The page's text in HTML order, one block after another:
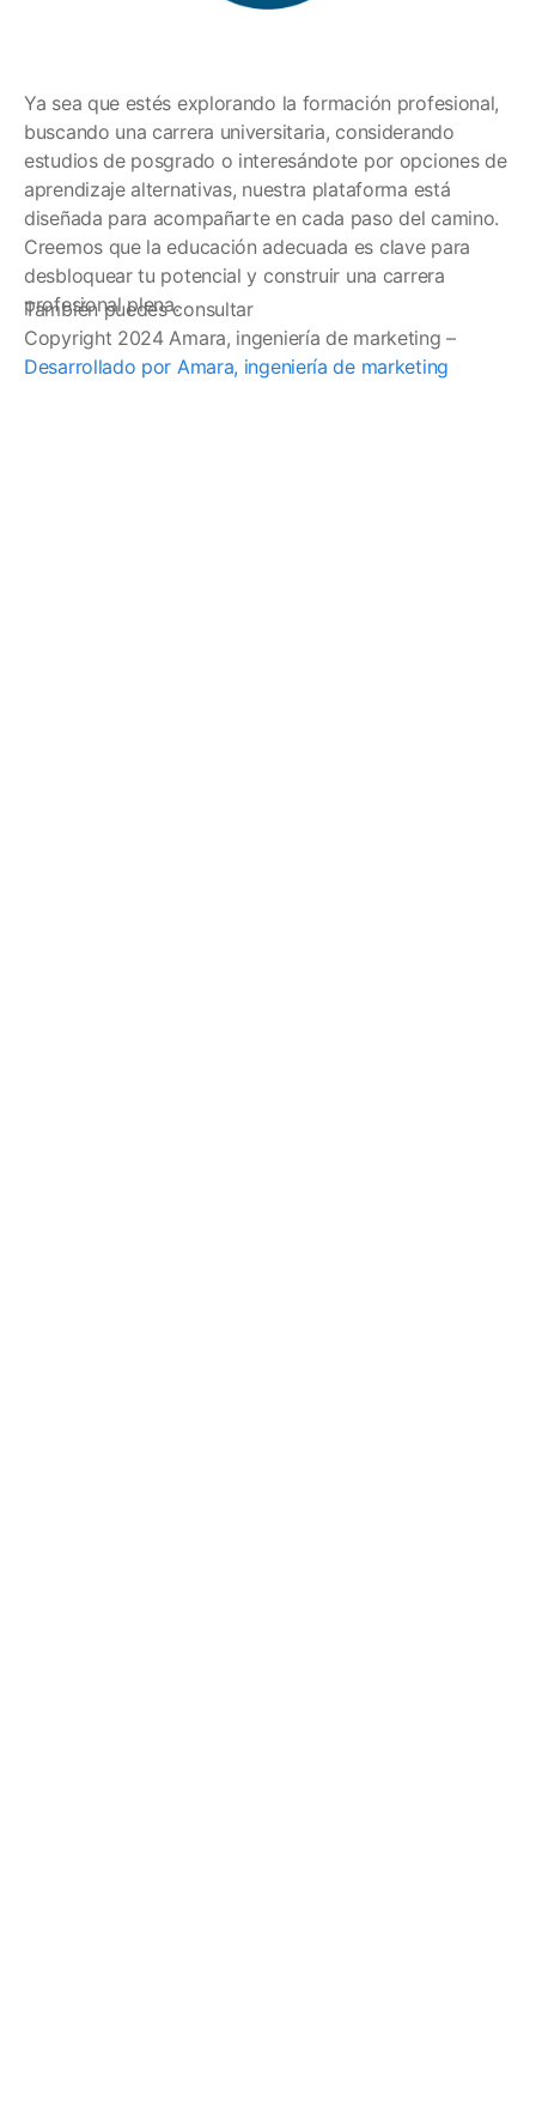
Ya sea que estés explorando la formación profesional,
buscando una carrera universitaria, considerando
estudios de posgrado o interesándote por opciones de
aprendizaje alternativas, nuestra plataforma está
diseñada para acompañarte en cada paso del camino.
Creemos que la educación adecuada es clave para
desbloquear tu potencial y construir una carrera
profesional plena.
También puedes consultar
Copyright 2024 Amara, ingeniería de marketing –
Desarrollado por Amara, ingeniería de marketing